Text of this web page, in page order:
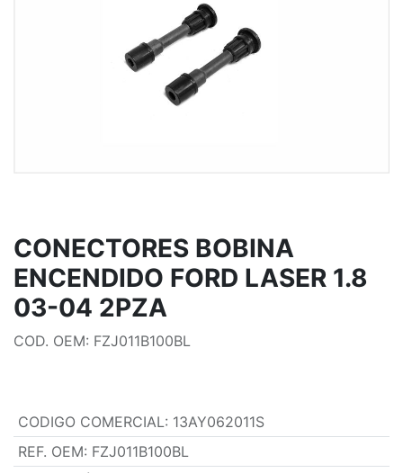
CONECTORES BOBINA
ENCENDIDO FORD LASER 1.8
03-04 2PZA
COD. OEM: FZJ011B100BL
CODIGO COMERCIAL: 13AY062011S
REF. OEM: FZJ011B100BL